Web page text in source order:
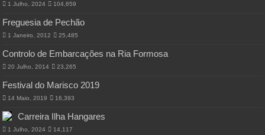
1 Julho, 2024 104,659
Freguesia de Pechão
1 Janeiro, 2012 25,485
Controlo de Embarcações na Ria Formosa
20 Julho, 2014 23,265
Festival do Marisco 2019
14 Maio, 2019 16,393
Carreira Ilha Hangares
1 Julho, 2024 14,117